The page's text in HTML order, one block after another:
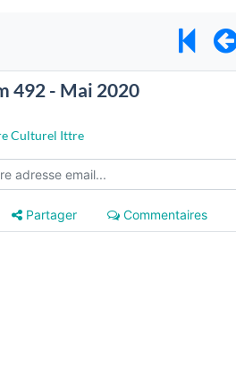
492 - Mai 2020
Culturel Ittre
Partager Commentaires